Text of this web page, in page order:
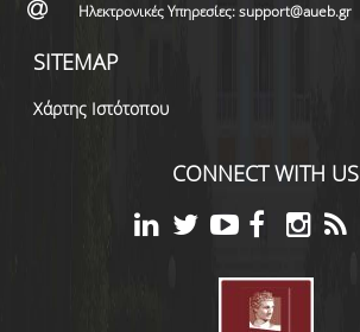
Ηλεκτρονικές Υπηρεσίες: support@aueb.gr
SITEMAP
Χάρτης Ιστότοπου
CONNECT WITH US